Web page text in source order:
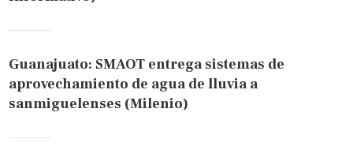
Guanajuato: SMAOT entrega sistemas de
aprovechamiento de agua de lluvia a
sanmiguelenses (Milenio)